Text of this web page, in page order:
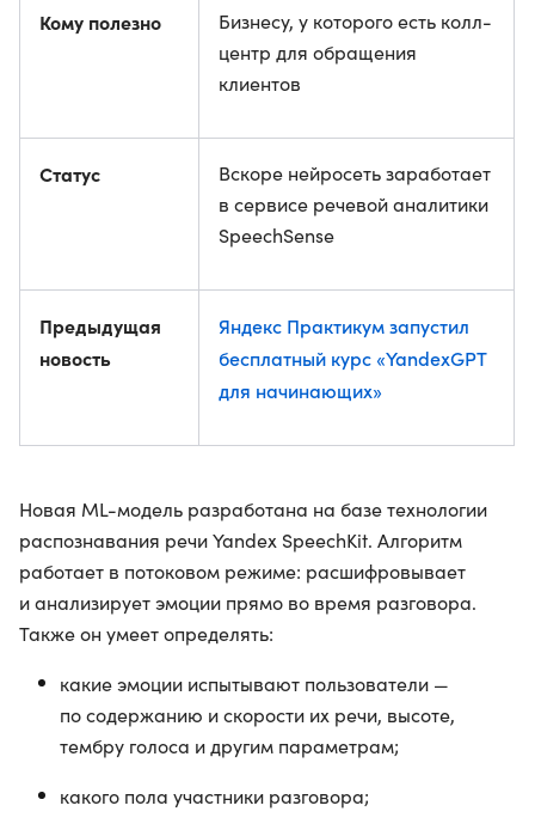
Кому полезно
Бизнесу, у которого есть колл-
центр для обращения
клиентов
Статус
Вскоре нейросеть заработает
в сервисе речевой аналитики
SpeechSense
Предыдущая
новость
Яндекс Практикум запустил
бесплатный курс «YandexGPT
для начинающих»
Новая ML-модель разработана на базе технологии
распознавания речи Yandex SpeechKit. Алгоритм
работает в потоковом режиме: расшифровывает
и анализирует эмоции прямо во время разговора.
Также он умеет определять:
какие эмоции испытывают пользователи —
по содержанию и скорости их речи, высоте,
тембру голоса и другим параметрам;
какого пола участники разговора;